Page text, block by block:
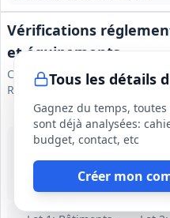
Tous les détails
Gagnez du temps,
sont déjà analysées:
budget, contact, etc
Créer mon
Vérifications
et équipements
Communauté d'Agglomération
Romane
24 sept. 2026